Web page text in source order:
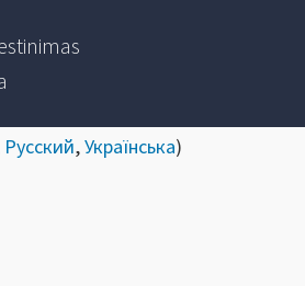
Русский,Українська)